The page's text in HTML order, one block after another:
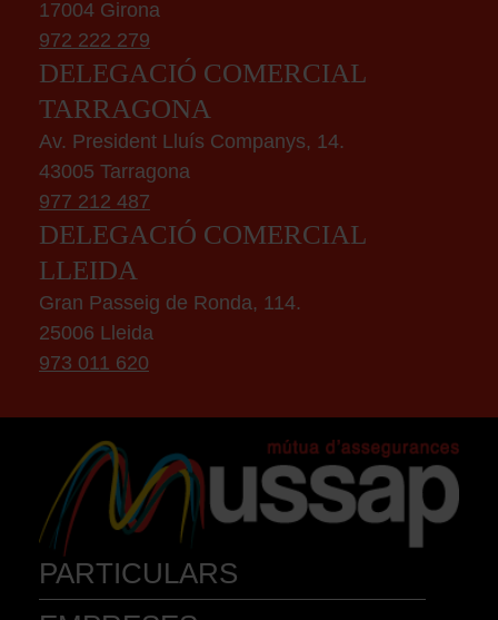
17004 Girona
972 222 279
DELEGACIÓ COMERCIAL
TARRAGONA
Av. President Lluís Companys, 14.
43005 Tarragona
977 212 487
DELEGACIÓ COMERCIAL
LLEIDA
Gran Passeig de Ronda, 114.
25006 Lleida
973 011 620
PARTICULARS